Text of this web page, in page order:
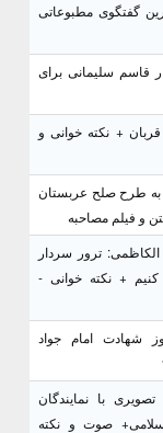
گفتگوی مطبوعاتی
قاسم سلیمانی برای
+ نکته خوانی و
به طرح صلح عربستان
و فیلم مصاحبه
ترور سردار
+ نکته خوانی -
شهادت امام جواد
با نمایندگان
صوت و نکته